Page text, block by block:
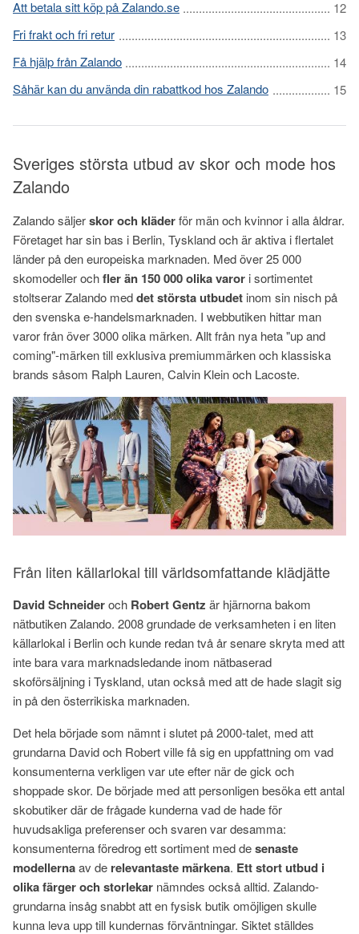
Att betala sitt köp på Zalando.se
Fri frakt och fri retur
Få hjälp från Zalando
Såhär kan du använda din rabattkod hos Zalando
Sveriges största utbud av skor och mode hos
Zalando
Zalando säljerskor och kläderför män och kvinnor i alla åldrar.
Företaget har sin bas i Berlin, Tyskland och är aktiva i flertalet
länder på den europeiska marknaden. Med över 25 000
skomodeller ochfler än 150 000 olika varor i sortimentet
stoltserar Zalando meddet största utbudet inom sin nisch på
den svenska e-handelsmarknaden. I webbutiken hittar man
varor från över 3000 olika märken. Allt från nya heta "up and
coming"-märken till exklusiva premiummärken och klassiska
brands såsom Ralph Lauren, Calvin Klein och Lacoste.
Från liten källarlokal till världsomfattande klädjätte
David Schneideroch Robert Gentz är hjärnorna bakom
nätbutiken Zalando. 2008 grundade de verksamheten i en liten
källarlokal i Berlin och kunde redan två år senare skryta med att
inte bara vara marknadsledande inom nätbaserad
skoförsäljning i Tyskland, utan också med att de hade slagit sig
in på den österrikiska marknaden.
Det hela började som nämnt i slutet på 2000-talet, med att
grundarna David och Robert ville få sig en uppfattning om vad
konsumenterna verkligen var ute efter när de gick och
shoppade skor. De började med att personligen besöka ett antal
skobutiker där de frågade kunderna vad de hade för
huvudsakliga preferenser och svaren var desamma:
konsumenterna föredrog ett sortiment med desenaste
modellernaav de relevantaste märkena. Ett stort utbud i
olika färger och storlekar nämndes också alltid. Zalando-
grundarna insåg snabbt att en fysisk butik omöjligen skulle
kunna leva upp till kundernas förväntningar. Siktet ställdes